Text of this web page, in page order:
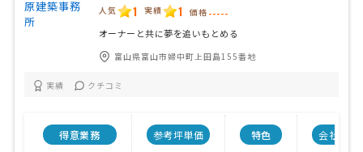
人気 1 実績 1 価格 -----
オーナーと共に夢を追いもとめる
富山県富山市婦中町上田島155番地
実績 クチコミ
得意業務
参考坪単価
特色
会社規模